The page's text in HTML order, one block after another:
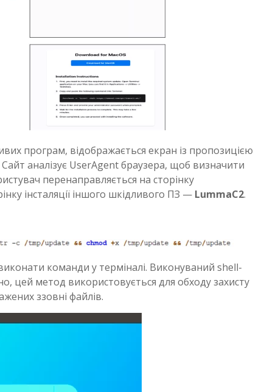
програм, відображається екран із пропозицією
аналізує UserAgent браузера, щоб визначити
перенаправляється на сторінку
інсталяції іншого шкідливого ПЗ — LummaC2.
команди у терміналі. Виконуваний shell-
цей метод використовується для обходу захисту
ззовні файлів.